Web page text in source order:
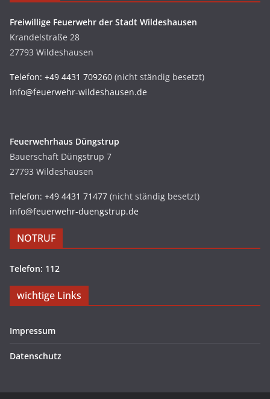
Freiwillige Feuerwehr der Stadt Wildeshausen
Krandelstraße 28
27793 Wildeshausen
Telefon: +49 4431 709260 (nicht ständig besetzt)
info@feuerwehr-wildeshausen.de
Feuerwehrhaus Düngstrup
Bauerschaft Düngstrup 7
27793 Wildeshausen
Telefon: +49 4431 71477 (nicht ständig besetzt)
info@feuerwehr-duengstrup.de
NOTRUF
Telefon: 112
wichtige Links
Impressum
Datenschutz